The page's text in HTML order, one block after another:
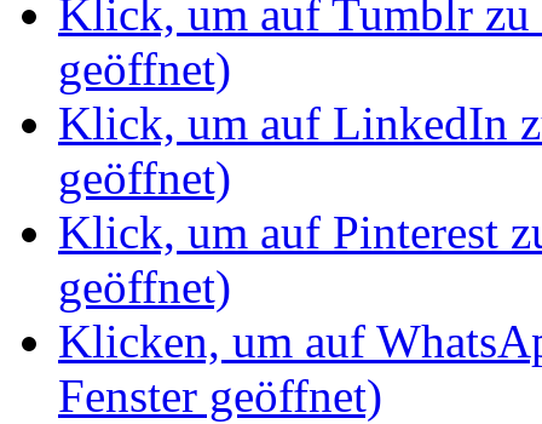
Klick, um auf Tumblr zu
geöffnet)
Klick, um auf LinkedIn
geöffnet)
Klick, um auf Pinterest
geöffnet)
Klicken, um auf
Fenster geöffnet)